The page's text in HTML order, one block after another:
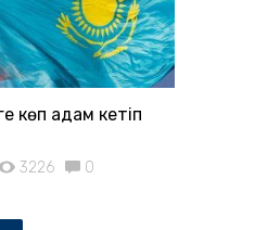
көп адам кетіп
3226 0